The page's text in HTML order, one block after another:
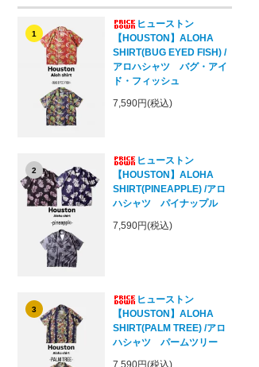
1
ヒューストン
【HOUSTON】ALOHA
SHIRT(BUG EYED FISH) /
アロハシャツ バグ・アイ
ド・フィッシュ
7,590円(税込)
2
ヒューストン
【HOUSTON】ALOHA
SHIRT(PINEAPPLE) /アロ
ハシャツ パイナップル
7,590円(税込)
3
ヒューストン
【HOUSTON】ALOHA
SHIRT(PALM TREE) /アロ
ハシャツ パームツリー
7,590円(税込)